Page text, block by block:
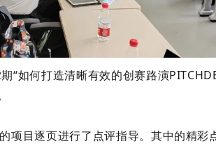
如何打造清晰有效的创赛路演
目逐页进行了点评指导。 其中的精彩